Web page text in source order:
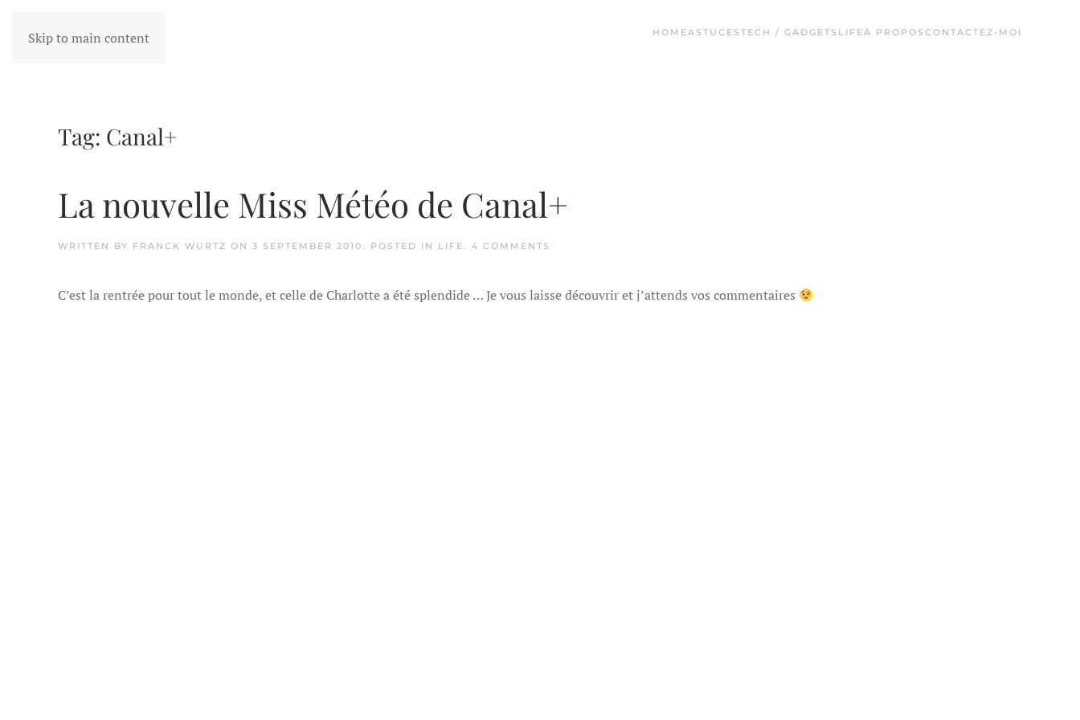
Skip to main content HOMEASTUCES TECH / GADGETS LIFEÀ PROPOS CONTACTEZ-MOI
Tag: Canal+
La nouvelle Miss Météo de Canal+
WRITTEN BY FRANCK WURTZ ON 3 SEPTEMBER 2010. POSTED IN LIFE. 4 COMMENTS
MÉTÉO
C’est la rentrée pour tout le monde, et celle de Charlotte a été splendide … Je vous laisse découvrir et j’attends vos commentaires